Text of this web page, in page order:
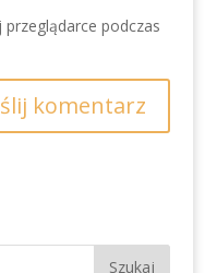
podczas